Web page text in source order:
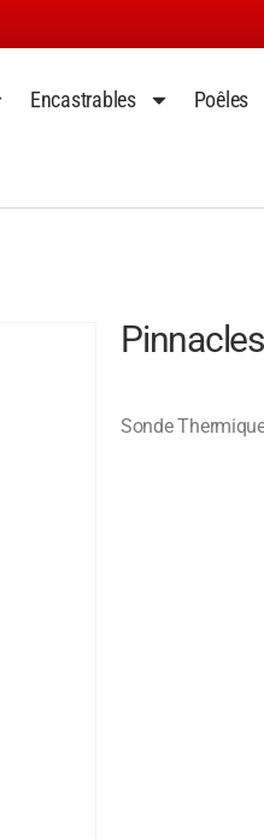
Encastrables Poêles
Sonde